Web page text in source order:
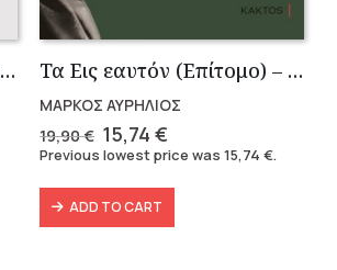
Thucidides Collection – Hardbound Edition (4 volumes) Τα Εις εαυτόν (Επίτομο) – Μάρκος Αυρήλιος
ΜΑΡΚΟΣ ΑΥΡΗΛΙΟΣ
19,90€ Original
price
19,90 €.
15,74€
price
15,74 €.
Previous lowest price was15,74€.
ADD TO CART